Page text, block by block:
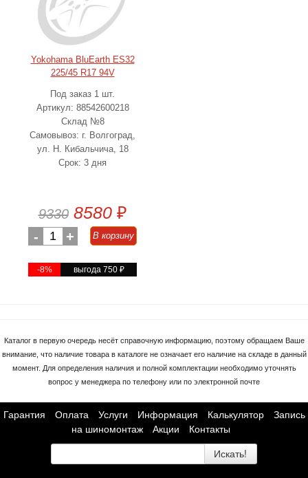
Yokohama BluEarth ES32
225/45 R17 94V
Под заказ 1 шт.
Артикул: 88542600218
Склад №8
Самовывоз: г. Волгоград,
ул. Н. Кибальчича, 18
Срок: 3 дня
9330 8580 ₽
- 1 + В корзину
-8% выгода 750 ₽
Каталог в первую очередь несёт справочную информацию, поэтому обращаем Ваше
внимание, что наличие товара в каталоге не означает его наличие на складе в данный
момент. Для определения наличия и полной комплектации необходимо уточнять
вопрос у менеджера по телефону или по электронной почте
Гарантия Оплата Услуги Информация Калькулятор
Запись
на шиномонтаж
Акции Контакты
Искать!